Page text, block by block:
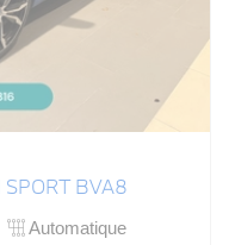
SPORT BVA8
Automatique